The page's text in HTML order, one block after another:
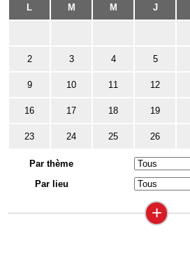
L M M J
2 3 4 5
9 10 11 12
16 17 18 19
23 24 25 26
Par thème
Par lieu
+